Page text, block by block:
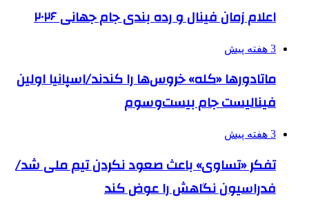
اعلام زمان فینال و رده بندی جام جهانی ۲۰۲۶
3 هفته پیش
ماتادورها «کله» خروس‌ها را کندند/اسپانیا اولین
فینالیست جام بیست‌وسوم
3 هفته پیش
تفکر «تساوی» باعث صعود نکردن تیم ملی شد/
فدراسیون نگاهش را عوض کند